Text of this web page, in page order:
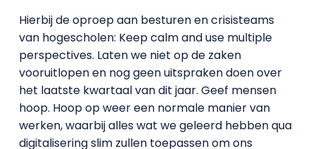
Hierbij de oproep aan besturen en crisisteams
van hogescholen: Keep calm and use multiple
perspectives. Laten we niet op de zaken
vooruitlopen en nog geen uitspraken doen over
het laatste kwartaal van dit jaar. Geef mensen
hoop. Hoop op weer een normale manier van
werken, waarbij alles wat we geleerd hebben qua
digitalisering slim zullen toepassen om ons